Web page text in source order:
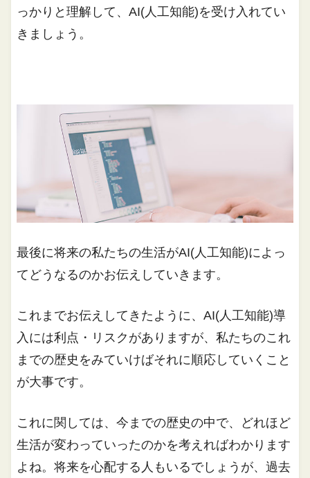
っかりと理解して、AI(人工知能)を受け入れてい
きましょう。
最後に将来の私たちの生活がAI(人工知能)によっ
てどうなるのかお伝えしていきます。
これまでお伝えしてきたように、AI(人工知能)導
入には利点・リスクがありますが、私たちのこれ
までの歴史をみていけばそれに順応していくこと
が大事です。
これに関しては、今までの歴史の中で、どれほど
生活が変わっていったのかを考えればわかります
よね。将来を心配する人もいるでしょうが、過去